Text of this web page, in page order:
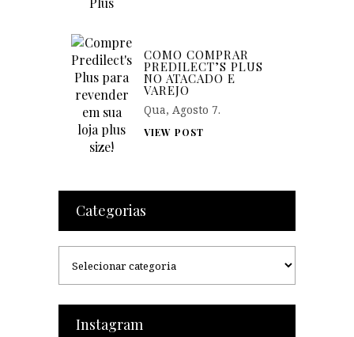
COMO COMPRAR
PREDILECT’S PLUS
NO ATACADO E
VAREJO
Qua, Agosto 7.
VIEW POST
Categorias
Categorias
Instagram